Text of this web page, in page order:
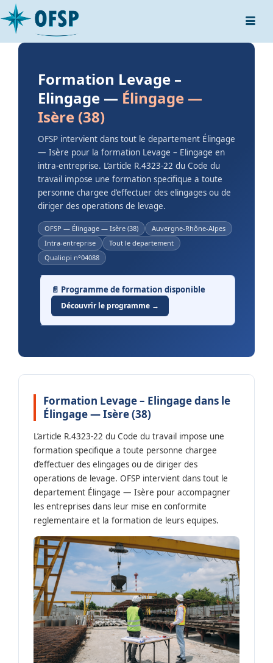
Formation Levage –
Elingage — Élingage —
Isère (38)
OFSP intervient dans tout le departement Élingage
— Isère pour la formation Levage – Elingage en
intra-entreprise. L’article R.4323-22 du Code du
travail impose une formation specifique a toute
personne chargee d’effectuer des elingages ou de
diriger des operations de levage.
OFSP — Élingage — Isère (38)
Auvergne-Rhône-Alpes
Intra-entreprise
Tout le departement
Qualiopi n°04088
📄 Programme de formation disponible
Découvrir le programme →
Formation Levage – Elingage dans le
Élingage — Isère (38)
L’article R.4323-22 du Code du travail impose une
formation specifique a toute personne chargee
d’effectuer des elingages ou de diriger des
operations de levage. OFSP intervient dans tout le
departement Élingage — Isère pour accompagner
les entreprises dans leur mise en conformite
reglementaire et la formation de leurs equipes.